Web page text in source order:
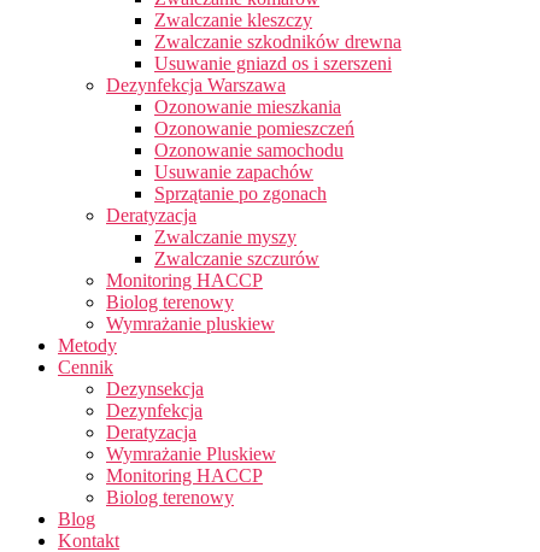
Zwalczanie kleszczy
Zwalczanie szkodników drewna
Usuwanie gniazd os i szerszeni
Dezynfekcja Warszawa
Ozonowanie mieszkania
Ozonowanie pomieszczeń
Ozonowanie samochodu
Usuwanie zapachów
Sprzątanie po zgonach
Deratyzacja
Zwalczanie myszy
Zwalczanie szczurów
Monitoring HACCP
Biolog terenowy
Wymrażanie pluskiew
Metody
Cennik
Dezynsekcja
Dezynfekcja
Deratyzacja
Wymrażanie Pluskiew
Monitoring HACCP
Biolog terenowy
Blog
Kontakt